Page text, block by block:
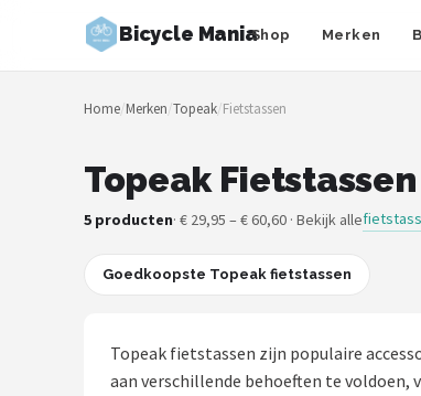
Bicycle ManiaShop Merken
Zoeken
NAVIGATIE
Merken
Kinderfietsen
Home/Merken/Topeak/Fietstassen
Topeak
5 producten· € 29,95 – € 60,60 · Bekijk alle
Goedkoopste Topeak fietstassen
Topeak fietstassen zijn populaire
aan verschillende behoeften te